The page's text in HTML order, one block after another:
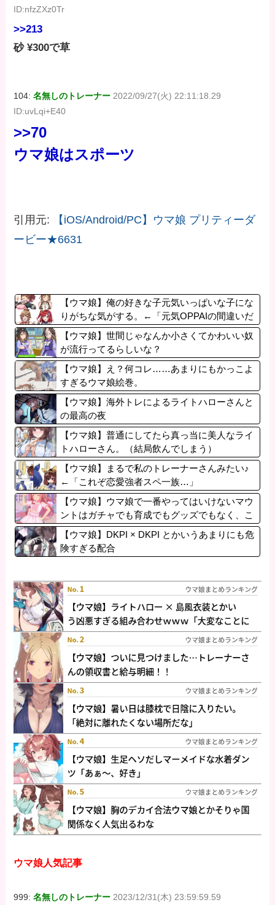
ID:nfzZXz0Tr
>>213
砂 ¥300で草
104:名無しのトレーナー 2022/09/27(火) 22:11:18.29
ID:uvLqi+E40
>>70
ウマ娘はスポーツ
引用元:
【iOS/Android/PC】ウマ娘 プリティーダ
ービー★6631
【ウマ娘】俺の好きな子元気いっぱいな子にな
りがちな気がする。←「元気OPPAIの間違いだ
ろ…」
【ウマ娘】世間じゃなんか小さくてかわいい奴
が流行ってるらしいな？
【ウマ娘】え？何コレ……あまりにもかっこよ
すぎるウマ娘絵巻。
【ウマ娘】海外トレによるライトハローさんと
の最高の夜
【ウマ娘】普通にしてたら真っ当に美人なライ
トハローさん。（結局飲んでしまう）
【ウマ娘】まるで私のトレーナーさんみたい♪
←「これぞ恋愛強者スペ一族…」
【ウマ娘】ウマ娘で一番やってはいけないマウ
ントはガチャでも育成でもグッズでもなく、こ
れ。
【ウマ娘】DKPI × DKPI とかいうあまりにも危
険すぎる配合
ウマ娘人気記事
999:名無しのトレーナー 2023/12/31(木) 23:59:59.59